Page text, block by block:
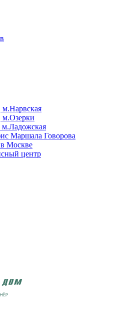
Маршала Говорова
Москве
центр